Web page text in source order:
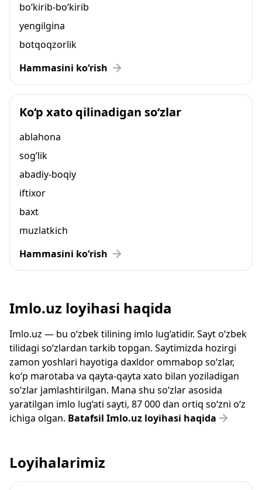
bo‘kirib-bo‘kirib
yengilgina
botqoqzorlik
Hammasini ko‘rish
Ko‘p xato qilinadigan so‘zlar
ablahona
sog‘lik
abadiy-boqiy
iftixor
baxt
muzlatkich
Hammasini ko‘rish
Imlo.uz loyihasi haqida
Imlo.uz — bu o‘zbek tilining imlo lug‘atidir. Sayt o‘zbek
tilidagi so‘zlardan tarkib topgan. Saytimizda hozirgi
zamon yoshlari hayotiga daxldor ommabop so‘zlar,
ko‘p marotaba va qayta-qayta xato bilan yoziladigan
so‘zlar jamlashtirilgan. Mana shu so‘zlar asosida
yaratilgan imlo lug‘ati sayti, 87 000 dan ortiq so‘zni o‘z
ichiga olgan. Batafsil Imlo.uz loyihasi haqida
Loyihalarimiz